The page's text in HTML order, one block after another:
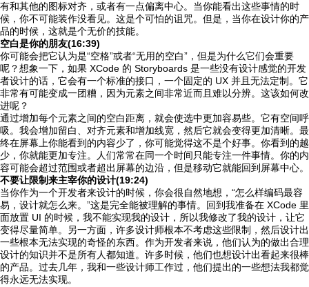
有和其他的图标对齐，或者有一点偏离中心。当你能看出这些事情的时
候，你不可能装作没看见。这是个可怕的诅咒。但是，当你在设计你的产
品的时候，这就是个无价的技能。
空白是你的朋友(16:39)
你可能会把它认为是“空格”或者“无用的空白”，但是为什么它们会重要
呢？想象一下，如果 XCode 的 Storyboards 是一些没有设计感觉的开发
者设计的话，它会有一个标准的接口，一个固定的 UX 并且无法定制。它
非常有可能变成一团糟，因为元素之间非常近而且难以分辨。这该如何改
进呢？
通过增加每个元素之间的空白距离，就会使选中更加容易些。它有空间呼
吸。我会增加留白、对齐元素和增加线宽，然后它就会变得更加清晰。最
终在屏幕上你能看到的内容少了，你可能觉得这不是个好事。你看到的越
少，你就能更加专注。人们常常在同一个时间只能专注一件事情。你的内
容可能会超过范围或者超出屏幕的边沿，但是移动它就能回到屏幕中心。
不要让限制来主宰你的设计(19:24)
当你作为一个开发者来设计的时候，你会很自然地想，“怎么样编码最容
易，设计就怎么来。”这是完全能被理解的事情。回到我准备在 XCode 里
面放置 UI 的时候，我不能实现我的设计，所以我修改了我的设计，让它
变得尽量简单。另一方面，许多设计师根本不考虑这些限制，然后设计出
一些根本无法实现的奇怪的东西。作为开发者来说，他们认为的做出合理
设计的知识并不是所有人都知道。许多时候，他们也想设计出看起来很棒
的产品。过去几年，我和一些设计师工作过，他们提出的一些想法我都觉
得永远无法实现。